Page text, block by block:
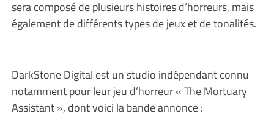
sera composé de plusieurs histoires d’horreurs, mais
également de différents types de jeux et de tonalités.
DarkStone Digital est un studio indépendant connu
notamment pour leur jeu d’horreur « The Mortuary
Assistant », dont voici la bande annonce :